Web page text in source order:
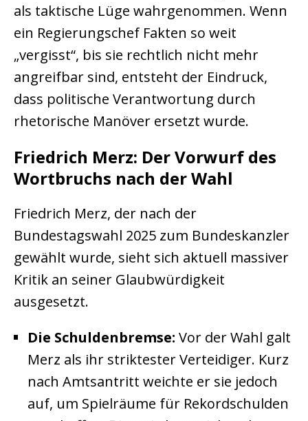
als taktische Lüge wahrgenommen. Wenn
ein Regierungschef Fakten so weit
„vergisst“, bis sie rechtlich nicht mehr
angreifbar sind, entsteht der Eindruck,
dass politische Verantwortung durch
rhetorische Manöver ersetzt wurde.
Friedrich Merz: Der Vorwurf des
Wortbruchs nach der Wahl
Friedrich Merz, der nach der
Bundestagswahl 2025 zum Bundeskanzler
gewählt wurde, sieht sich aktuell massiver
Kritik an seiner Glaubwürdigkeit
ausgesetzt.
Die Schuldenbremse: Vor der Wahl galt
Merz als ihr striktester Verteidiger. Kurz
nach Amtsantritt weichte er sie jedoch
auf, um Spielräume für Rekordschulden